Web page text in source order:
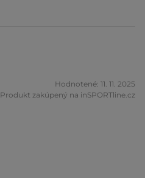
Hodnotené: 11. 11. 2025
Produkt zakúpený na inSPORTline.cz